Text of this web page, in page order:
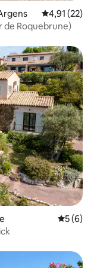
4,91 (22)
de Roquebrune)
5 (6)